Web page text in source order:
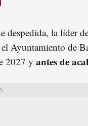
despedida, la líder
Ayuntamiento de
2027 y antes de